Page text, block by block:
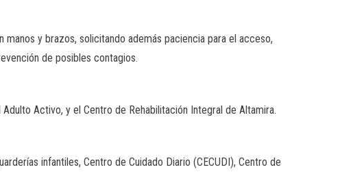
y brazos, solicitando además paciencia para el acceso,
de posibles contagios.
Activo, y el Centro de Rehabilitación Integral de Altamira.
infantiles, Centro de Cuidado Diario (CECUDI), Centro de